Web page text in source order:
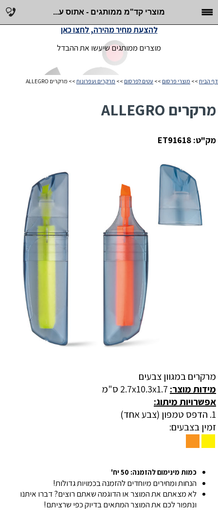
מוצרי קד"מ ממותגים - אתוס ע...
מוצרים ממותגים שיעשו את ההבדל
להצעת מחיר מהירה, לחצו כאן
דף הבית >> מוצרי פרסום >> עטים לפרסום >> מרקרים ועפרונות >> מרקרים ALLEGRO
מרקרים ALLEGRO
מק"ט: ET91618
מרקרים במגוון צבעים
מידות מוצר:
אפשרויות מיתוג:
1. הדפס טמפון (צבע אחד)
זמין בצבעים:
כמות מינימום להזמנה: 50 יח'
הנחות ומחירים מיוחדים להזמנה בכמויות גדולות!
לא מצאתם את המוצר או הדוגמה שאתם רוצים? דברו איתנו
ונתפור לכם את המוצר המתאים בדיוק כפי שרציתם!